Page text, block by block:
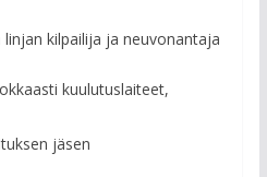
kilpailija ja neuvonantaja
kuulutuslaiteet,
jäsen